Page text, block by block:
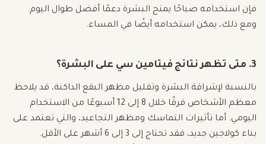
فإن استخدامه صباحًا يمنح البشرة دعمًا أفضل طوال اليوم.
ومع ذلك، يمكن استخدامه أيضًا في المساء.
3. متى تظهر نتائج فيتامين سي على البشرة؟
بالنسبة لإشراقة البشرة وتقليل مظهر البقع الداكنة، قد يلاحظ
معظم الأشخاص فرقًا خلال 8 إلى 12 أسبوعًا من الاستخدام
اليومي. أما تأثيرات التماسك ومظهر التجاعيد، والتي تعتمد على
بناء كولاجين جديد، فقد تحتاج إلى 3 إلى 6 أشهر على الأقل.